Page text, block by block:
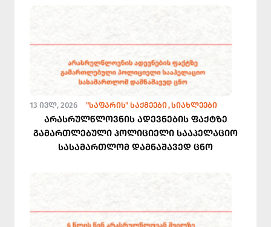
13 ᲘᲕᲚ, 2026 "ᲡᲐᲤᲐᲠᲘᲡ" ᲡᲐᲥᲛᲔᲔᲑᲘ ᲡᲘᲐᲮᲚᲔᲔᲑᲘ
არასრულწლოვნის ადევნების ფაქტზე
გამართლებული პოლიციელი სააპელაციო
სასამართლომ დამნაშავედ ცნო